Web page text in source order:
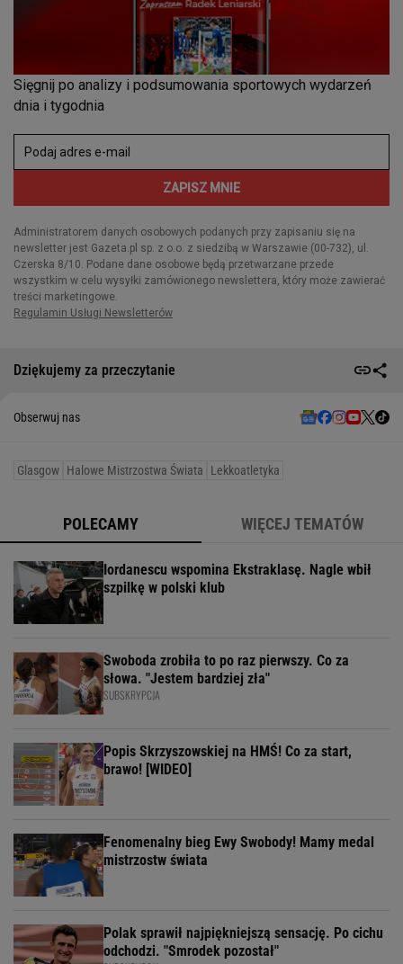
Dziękujemy za przeczytanie
Obserwuj nas
Glasgow Halowe Mistrzostwa Świata Lekkoatletyka
POLECAMY WIĘCEJ TEMATÓW
Iordanescu wspomina Ekstraklasę. Nagle wbił
szpilkę w polski klub
Swoboda zrobiła to po raz pierwszy. Co za
słowa. "Jestem bardziej zła"
SUBSKRYPCJA
Popis Skrzyszowskiej na HMŚ! Co za start,
brawo! [WIDEO]
Fenomenalny bieg Ewy Swobody! Mamy medal
mistrzostw świata
Polak sprawił najpiękniejszą sensację. Po cichu
odchodzi. "Smrodek pozostał"